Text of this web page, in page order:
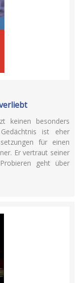
keinen besonders
ist eher
für einen
Er vertraut seiner
geht über